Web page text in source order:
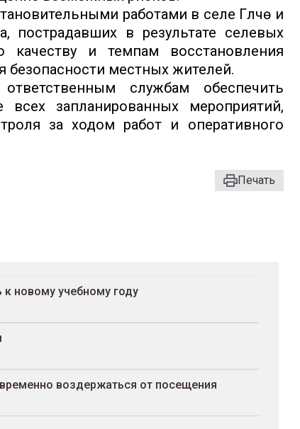
работами в селе Гүлчө и
пострадавших в результате селевых
и темпам восстановления
безопасности местных жителей.
службам обеспечить
запланированных мероприятий,
за ходом работ и оперативного
Печать
новому учебному году
воздержаться от посещения